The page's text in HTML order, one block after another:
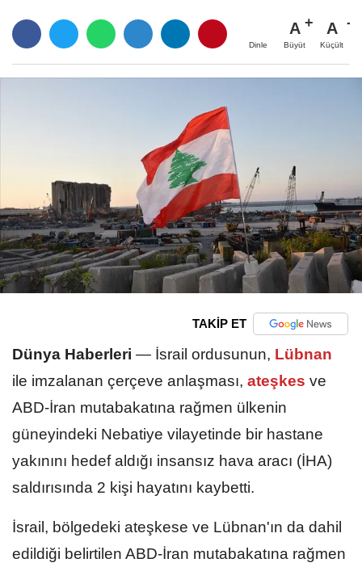
Dinle
A
Büyüt
A
Küçült
TAKİP ET
Dünya Haberleri — İsrail ordusunun, Lübnan
ile imzalanan çerçeve anlaşması, ateşkes ve
ABD-İran mutabakatına rağmen ülkenin
güneyindeki Nebatiye vilayetinde bir hastane
yakınını hedef aldığı insansız hava aracı (İHA)
saldırısında 2 kişi hayatını kaybetti.
İsrail, bölgedeki ateşkese ve Lübnan'ın da dahil
edildiği belirtilen ABD-İran mutabakatına rağmen